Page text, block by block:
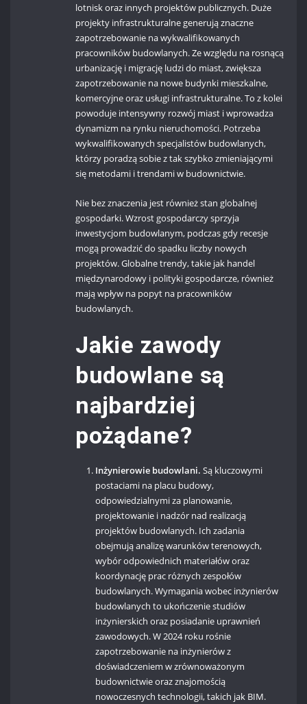
lotnisk oraz innych projektów publicznych. Duże
projekty infrastrukturalne generują znaczne
zapotrzebowanie na wykwalifikowanych
pracowników budowlanych. Ze względu na rosnącą
urbanizację i migrację ludzi do miast, zwiększa
zapotrzebowanie na nowe budynki mieszkalne,
komercyjne oraz usługi infrastrukturalne. To z kolei
powoduje intensywny rozwój miast i wprowadza
dynamizm na rynku nieruchomości. Potrzeba
wykwalifikowanych specjalistów budowlanych,
którzy poradzą sobie z tak szybko zmieniającymi
się metodami i trendami w budownictwie.
Nie bez znaczenia jest również stan globalnej
gospodarki. Wzrost gospodarczy sprzyja
inwestycjom budowlanym, podczas gdy recesje
mogą prowadzić do spadku liczby nowych
projektów. Globalne trendy, takie jak handel
międzynarodowy i polityki gospodarcze, również
mają wpływ na popyt na pracowników
budowlanych.
Jakie zawody
budowlane są
najbardziej
pożądane?
Inżynierowie budowlani. Są kluczowymi
postaciami na placu budowy,
odpowiedzialnymi za planowanie,
projektowanie i nadzór nad realizacją
projektów budowlanych. Ich zadania
obejmują analizę warunków terenowych,
wybór odpowiednich materiałów oraz
koordynację prac różnych zespołów
budowlanych. Wymagania wobec inżynierów
budowlanych to ukończenie studiów
inżynierskich oraz posiadanie uprawnień
zawodowych. W 2024 roku rośnie
zapotrzebowanie na inżynierów z
doświadczeniem w zrównoważonym
budownictwie oraz znajomością
nowoczesnych technologii, takich jak BIM.